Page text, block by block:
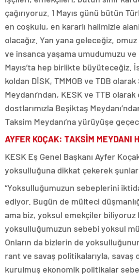
çağırıyoruz. 1 Mayıs günü bütün
en coşkulu, en kararlı halimizle
olacağız. Yan yana geleceğiz,
ve insanca yaşama umudumuzu ve
Mayıs’ta hep birlikte büyüteceğiz.
koldan DİSK, TMMOB ve TDB
Meydanı’ndan, KESK ve TTB
dostlarımızla Beşiktaş
Taksim Meydanı’na yürüyüşe
AYFER KOÇAK: TAKSİM MEYDANI
KESK Eş Genel Başkanı Ayfer
yoksulluğuna dikkat çekerek
“Yoksulluğumuzun sebeplerini
ediyor. Bugün de mülteci
ama biz, yoksul emekçiler biliyoruz
yoksulluğumuzun sebebi yoksul
Onların da bizlerin de
rant ve savaş politikalarıyla, savaş
kurulmuş ekonomik politikalar